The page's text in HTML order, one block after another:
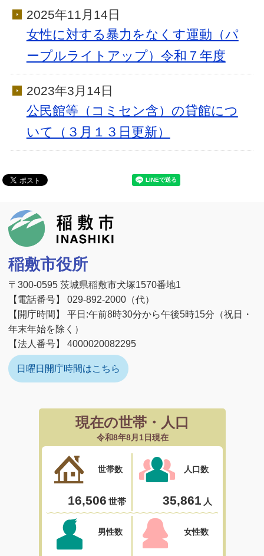
2025年11月14日
女性に対する暴力をなくす運動（パ
ープルライトアップ）令和７年度
2023年3月14日
公民館等（コミセン含）の貸館につ
いて（３月１３日更新）
稲敷市役所
〒300-0595 茨城県稲敷市犬塚1570番地1
【電話番号】 029-892-2000（代）
【開庁時間】 平日:午前8時30分から午後5時15分（祝日・
年末年始を除く）
【法人番号】 4000020082295
日曜日開庁時間はこちら